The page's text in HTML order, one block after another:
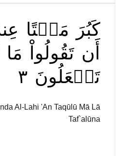
كَبُرَ مَقۡتًا
أَن تَقُولُواْ مَا
تَفۡعَلُونَ ٣
Al-Lahi 'An Taqūlū Mā Lā
Taf`alūna